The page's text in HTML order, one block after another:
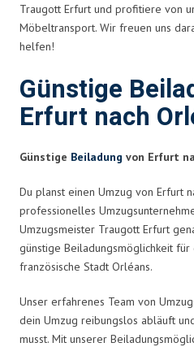
Traugott Erfurt und profitiere von
Möbeltransport. Wir freuen uns
helfen!
Günstige
Erfurt nach
Günstige Beiladung von Erfurt
Du planst einen Umzug von Erfurt
professionelles
Umzugsmeister Traugott Erfurt
günstige Beiladungsmöglichkeit
französische Stadt Orléans.
Unser erfahrenes Team von
dein Umzug reibungslos abläuft
musst. Mit unserer